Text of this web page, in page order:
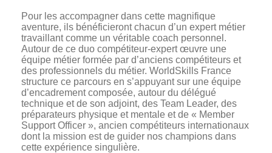
Pour les accompagner dans cette magnifique
aventure, ils bénéficieront chacun d’un expert métier
travaillant comme un véritable coach personnel.
Autour de ce duo compétiteur-expert œuvre une
équipe métier formée par d’anciens compétiteurs et
des professionnels du métier. WorldSkills France
structure ce parcours en s’appuyant sur une équipe
d’encadrement composée, autour du délégué
technique et de son adjoint, des Team Leader, des
préparateurs physique et mentale et de « Member
Support Officer », ancien compétiteurs internationaux
dont la mission est de guider nos champions dans
cette expérience singulière.